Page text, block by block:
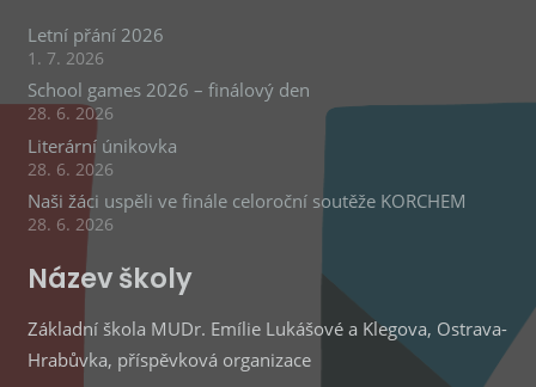
Letní přání 2026
1. 7. 2026
School games 2026 – finálový den
28. 6. 2026
Literární únikovka
28. 6. 2026
Naši žáci uspěli ve finále celoroční soutěže KORCHEM
28. 6. 2026
Název školy
Základní škola MUDr. Emílie Lukášové a Klegova, Ostrava-
Hrabůvka, příspěvková organizace